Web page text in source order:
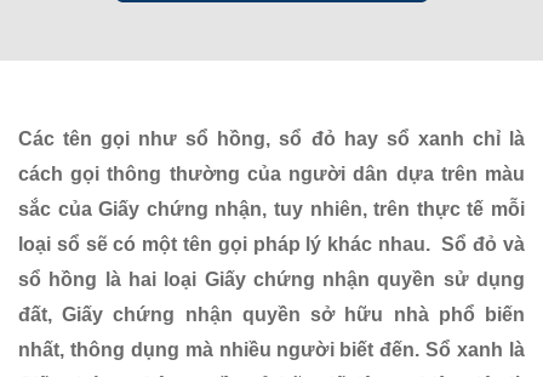
Các tên gọi như sổ hồng, sổ đỏ hay sổ xanh chỉ là
cách gọi thông thường của người dân dựa trên màu
sắc của Giấy chứng nhận, tuy nhiên, trên thực tế mỗi
loại sổ sẽ có một tên gọi pháp lý khác nhau. Sổ đỏ và
sổ hồng là hai loại Giấy chứng nhận quyền sử dụng
đất, Giấy chứng nhận quyền sở hữu nhà phổ biến
nhất, thông dụng mà nhiều người biết đến. Sổ xanh là